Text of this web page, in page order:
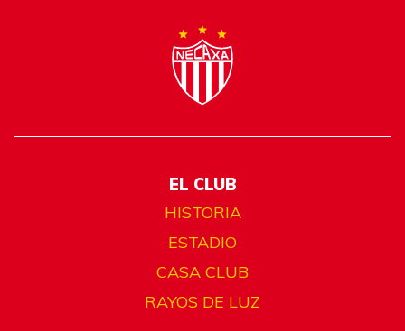
EL CLUB
HISTORIA
ESTADIO
CASA CLUB
RAYOS DE LUZ